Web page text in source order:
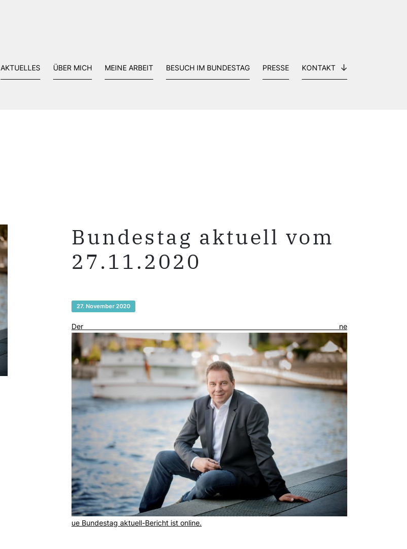
AKTUELLES ÜBER MICH MEINE ARBEIT BESUCH IM BUNDESTAG PRESSE KONTAKT
Bundestag aktuell vom
27.11.2020
27. November 2020
Der ne
ue Bundestag aktuell-Bericht ist online.